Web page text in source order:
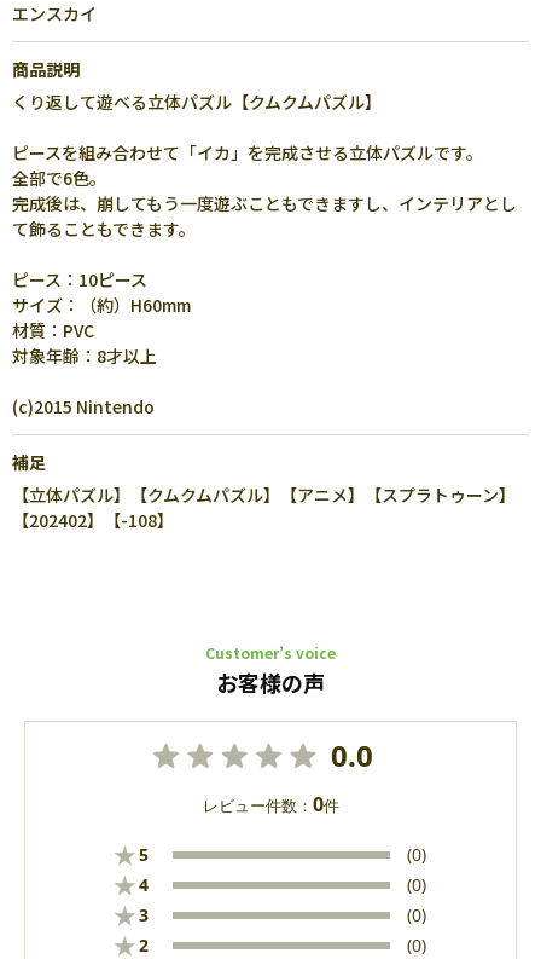
エンスカイ
商品説明
くり返して遊べる立体パズル【クムクムパズル】
ピースを組み合わせて「イカ」を完成させる立体パズルです。
全部で6色。
完成後は、崩してもう一度遊ぶこともできますし、インテリアとし
て飾ることもできます。
ピース：10ピース
サイズ：（約）H60mm
材質：PVC
対象年齢：8才以上
(c)2015 Nintendo
補足
【立体パズル】【クムクムパズル】【アニメ】【スプラトゥーン】
【202402】【-108】
Customer’s voice
お客様の声
0.0
レビュー件数： 0件
★5 (0)
★4 (0)
★3 (0)
★2 (0)